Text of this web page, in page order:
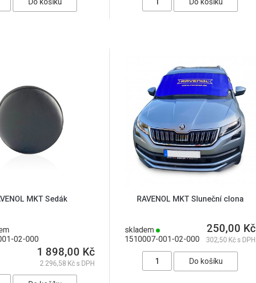
MKT Sedák
02-000
1 898,00 Kč
2 296,58 Kč s DPH
RAVENOL MKT Sluneční clona
skladem
1510007-001-02-000
250,00 Kč
302,50 Kč s DPH